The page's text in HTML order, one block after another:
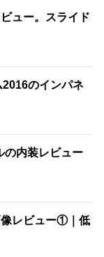
ュー。スライド
のインパネ
の内装レビュー
像レビュー①｜低